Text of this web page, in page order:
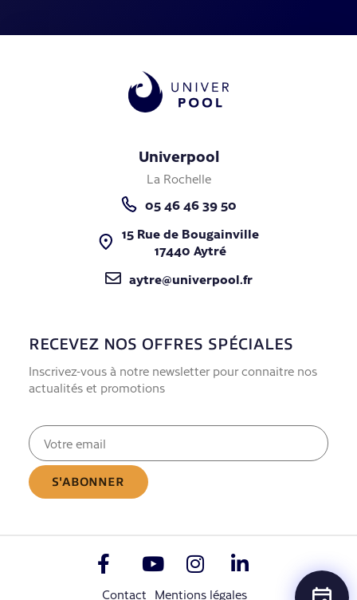
Univerpool
La Rochelle
05 46 46 39 50
15 Rue de Bougainville
17440 Aytré
aytre@univerpool.fr
RECEVEZ NOS OFFRES SPÉCIALES
Inscrivez-vous à notre newsletter pour connaitre nos
actualités et promotions
E-
mail
(Nécessaire)
Contact Mentions légales